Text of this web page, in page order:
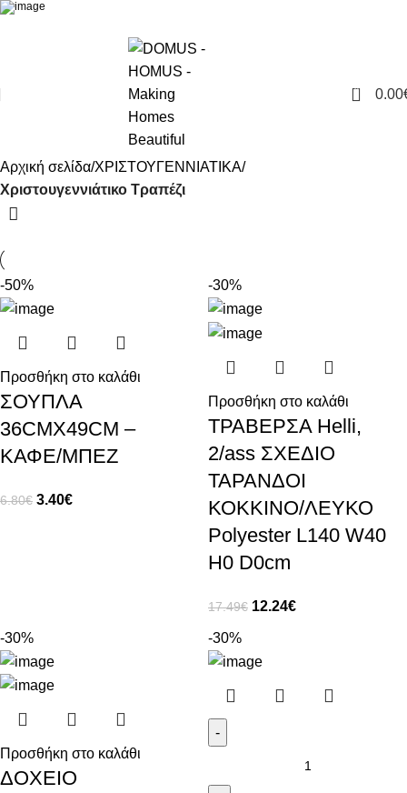
0 0.00
Αρχική σελίδα ΧΡΙΣΤΟΥΓΕΝΝΙΑΤΙΚΑ
Χριστουγεννιάτικο Τραπέζι
-50%
Προσθήκη στο καλάθι
ΣΟΥΠΛΑ
36CMX49CM –
ΚΑΦΕ/ΜΠΕΖ
6.80€ 3.40€
-30%
Προσθήκη στο καλάθι
ΤΡΑΒΕΡΣΑ Helli,
2/ass ΣΧΕΔΙΟ
ΤΑΡΑΝΔΟΙ
ΚΟΚΚΙΝΟ/ΛΕΥΚΟ
Polyester L140 W40
H0 D0cm
17.49€ 12.24€
-30%
Προσθήκη στο καλάθι
ΔΟΧΕΙΟ
-30%